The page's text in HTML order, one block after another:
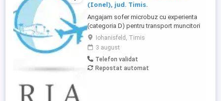
(Ionel), jud. Timis.
Angajam sofer microbuz cu experienta
(categoria D) pentru transport muncitori
din zona Iohanisfeld (Ionel), jud. Timis, in
regim de curse regulate, conventie
transport angajati. Domiciliu in Iohanisfeld
(Ionel) sau imprejurimi. Salariu negociabil.
Mai multe informatii se pot obtine
Iohanisfeld, Timis
3 august
Telefon validat
Repostat automat